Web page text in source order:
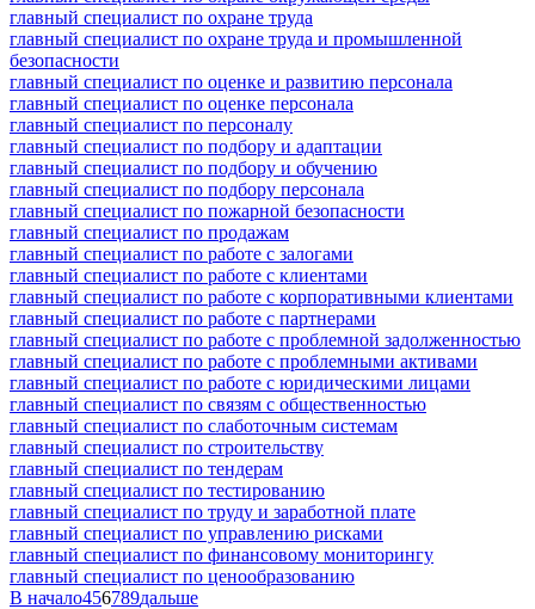
главный специалист по охране труда
главный специалист по охране труда и промышленной
безопасности
главный специалист по оценке и развитию персонала
главный специалист по оценке персонала
главный специалист по персоналу
главный специалист по подбору и адаптации
главный специалист по подбору и обучению
главный специалист по подбору персонала
главный специалист по пожарной безопасности
главный специалист по продажам
главный специалист по работе с залогами
главный специалист по работе с клиентами
главный специалист по работе с корпоративными клиентами
главный специалист по работе с партнерами
главный специалист по работе с проблемной задолженностью
главный специалист по работе с проблемными активами
главный специалист по работе с юридическими лицами
главный специалист по связям с общественностью
главный специалист по слаботочным системам
главный специалист по строительству
главный специалист по тендерам
главный специалист по тестированию
главный специалист по труду и заработной плате
главный специалист по управлению рисками
главный специалист по финансовому мониторингу
главный специалист по ценообразованию
В начало456789дальше